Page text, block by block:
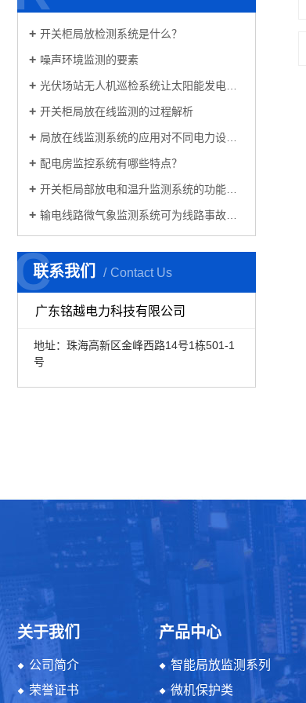
开关柜局放检测系统是什么？
噪声环境监测的要素
光伏场站无人机巡检系统让太阳能发电更可靠
开关柜局放在线监测的过程解析
局放在线监测系统的应用对不同电力设备的影响
配电房监控系统有哪些特点？
开关柜局部放电和温升监测系统的功能特点
输电线路微气象监测系统可为线路事故预警提供依据
联系我们 Contact Us
C
C
广东铭越电力科技有限公司
地址：珠海高新区金峰西路14号1栋501-1
号
关于我们
公司简介
荣誉证书
产品中心
智能局放监测系列
微机保护类